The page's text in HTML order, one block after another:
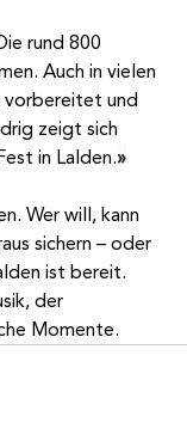
rund 800
Auch in vielen
vorbereitet und
zeigt sich
in Lalden.»
Wer will, kann
sichern – oder
ist bereit.
der
Momente.